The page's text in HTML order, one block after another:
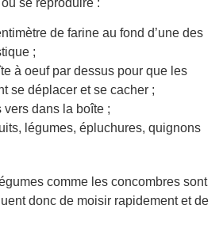
se reproduire :
de farine au fond d’une des
;
à oeuf par dessus pour que les
se déplacer et se cacher ;
vers dans la boîte ;
légumes, épluchures, quignons
comme les concombres sont
donc de moisir rapidement et de